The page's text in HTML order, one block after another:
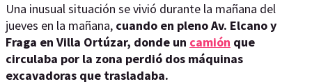
Una inusual situación se vivió durante la mañana del
jueves en la mañana, cuando en pleno Av. Elcano y
Fraga en Villa Ortúzar, donde un camión que
circulaba por la zona perdió dos máquinas
excavadoras que trasladaba.